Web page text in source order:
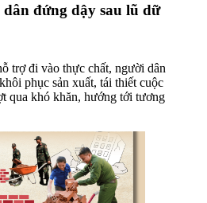
đứng dậy sau lũ dữ
trợ đi vào thực chất, người dân
phục sản xuất, tái thiết cuộc
qua khó khăn, hướng tới tương